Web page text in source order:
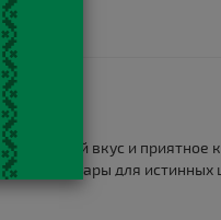
хороший вкус и приятное
аксессуары для истинных